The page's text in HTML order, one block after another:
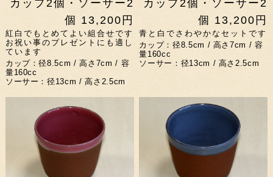
カップ2個・ソーサー2
個 13,200円
紅白でもとめてよい組合せです
お祝い事のプレゼントにも適し
ています
カップ：径8.5cm / 高さ7cm / 容
量160cc
ソーサー：径13cm / 高さ2.5cm
カップ2個・ソーサー2
個 13,200円
青と白でさわやかなセットです
カップ：径8.5cm / 高さ7cm / 容
量160cc
ソーサー：径13cm / 高さ2.5cm